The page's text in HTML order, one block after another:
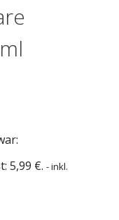
5,99 €. - inkl.